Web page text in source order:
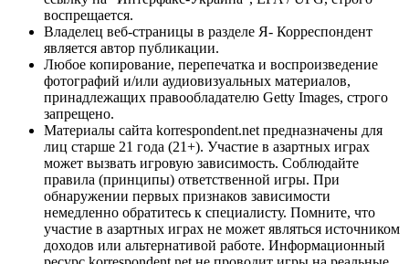
воспрещается.
Владелец веб-страницы в разделе Я- Корреспондент
является автор публикации.
Любое копирование, перепечатка и воспроизведение
фотографий и/или аудиовизуальных материалов,
принадлежащих правообладателю Getty Images, строго
запрещено.
Материалы сайта korrespondent.net предназначены для
лиц старше 21 года (21+). Участие в азартных играх
может вызвать игровую зависимость. Соблюдайте
правила (принципы) ответственной игры. При
обнаружении первых признаков зависимости
немедленно обратитесь к специалисту. Помните, что
участие в азартных играх не может являться источником
доходов или альтернативой работе. Информационный